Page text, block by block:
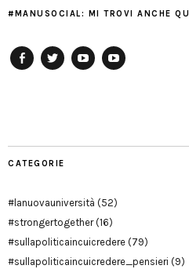
#MANUSOCIAL: MI TROVI ANCHE QUI
CATEGORIE
#lanuovauniversità (52)
#strongertogether(16)
#sullapoliticaincuicredere (79)
#sullapoliticaincuicredere_pensieri (9)